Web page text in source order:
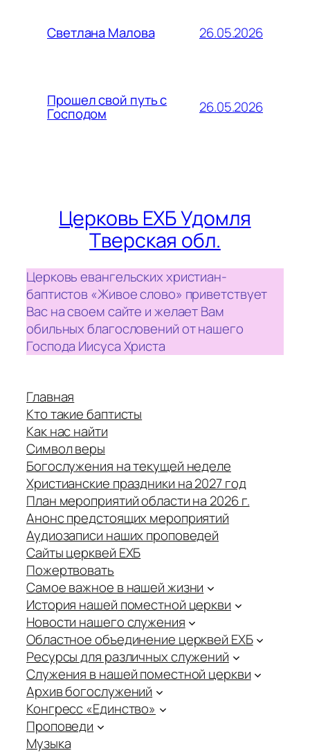
Светлана Малова 26.05.2026
Прошел свой путь с
Господом 26.05.2026
Церковь ЕХБ Удомля
Тверская обл.
Церковь евангельских христиан-
баптистов «Живое слово» приветствует
Вас на своем сайте и желает Вам
обильных благословений от нашего
Господа Иисуса Христа
Главная
Кто такие баптисты
Как нас найти
Символ веры
Богослужения на текущей неделе
Христианские праздники на 2027 год
План мероприятий области на 2026 г.
Анонс предстоящих мероприятий
Аудиозаписи наших проповедей
Сайты церквей ЕХБ
Пожертвовать
Самое важное в нашей жизни
История нашей поместной церкви
Новости нашего служения
Областное объединение церквей ЕХБ
Ресурсы для различных служений
Служения в нашей поместной церкви
Архив богослужений
Конгресс «Единство»
Проповеди
Музыка